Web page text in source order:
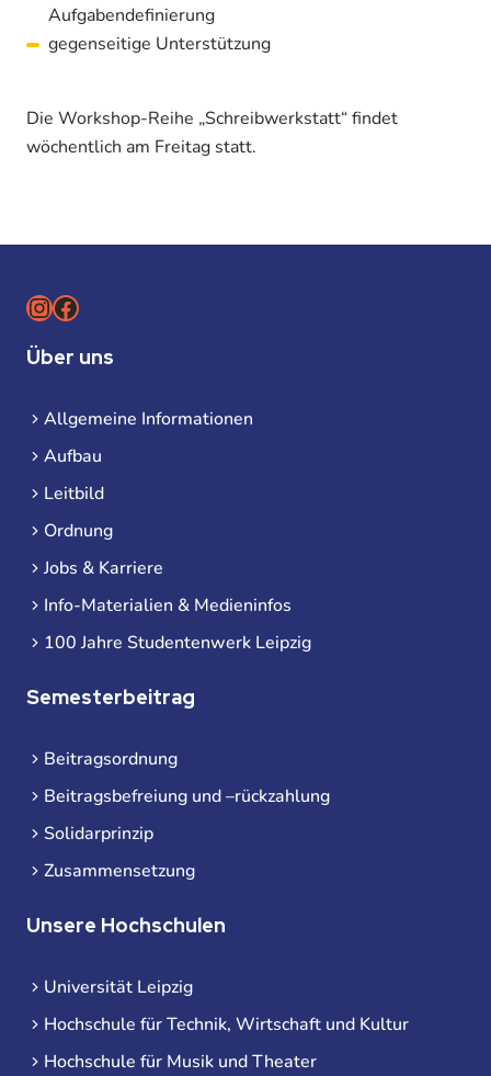
Aufgabendefinierung
gegenseitige Unterstützung
Die Workshop-Reihe „Schreibwerkstatt“ findet
wöchentlich am Freitag statt.
Instagram
Facebook
Über uns
Allgemeine Informationen
Aufbau
Leitbild
Ordnung
Jobs & Karriere
Info-Materialien & Medieninfos
100 Jahre Studentenwerk Leipzig
Semesterbeitrag
Beitragsordnung
Beitragsbefreiung und –rückzahlung
Solidarprinzip
Zusammensetzung
Unsere Hochschulen
Universität Leipzig
Hochschule für Technik, Wirtschaft und Kultur
Hochschule für Musik und Theater